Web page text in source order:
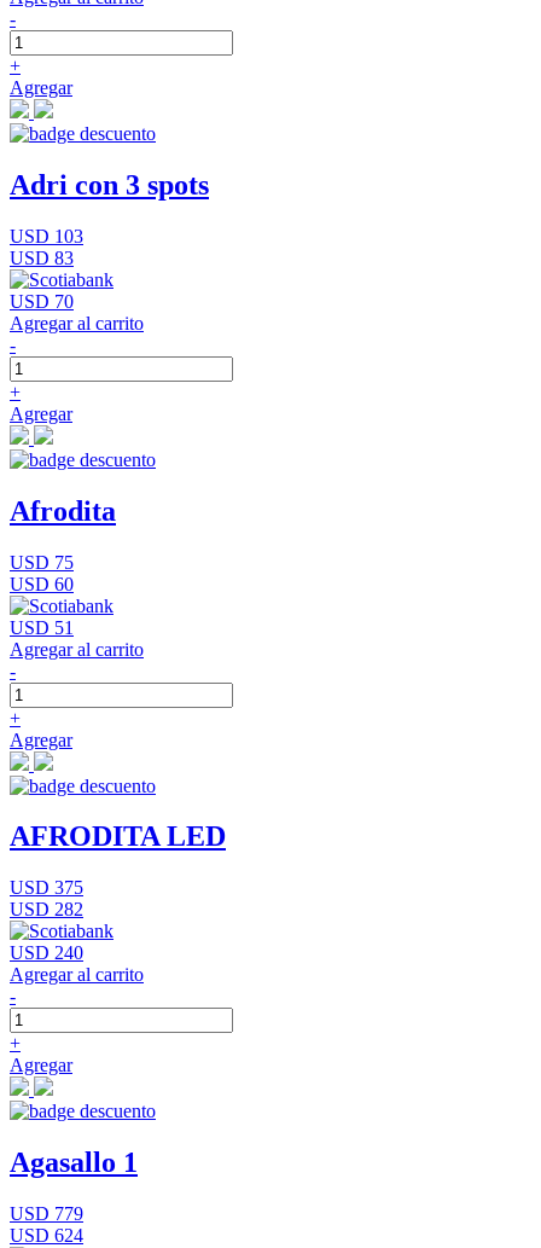
-
+
Agregar
Adri con 3 spots
USD 103
USD 83
USD 70
Agregar al carrito
-
+
Agregar
Afrodita
USD 75
USD 60
USD 51
Agregar al carrito
-
+
Agregar
AFRODITA LED
USD 375
USD 282
USD 240
Agregar al carrito
-
+
Agregar
Agasallo 1
USD 779
USD 624